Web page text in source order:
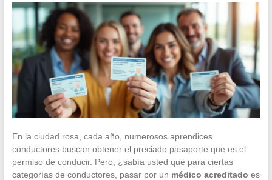
En la ciudad rosa, cada año, numerosos aprendices
conductores buscan obtener el preciado pasaporte que es el
permiso de conducir. Pero, ¿sabía usted que para ciertas
categorías de conductores, pasar por un médico acreditado es